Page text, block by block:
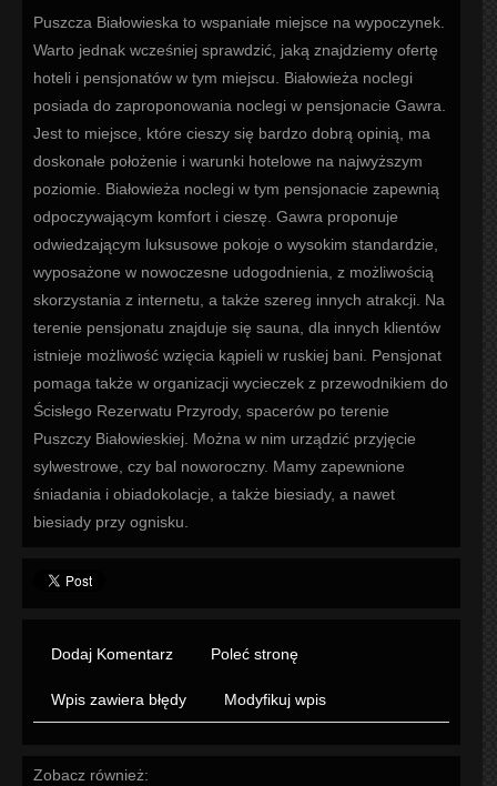
Puszcza Białowieska to wspaniałe miejsce na wypoczynek.
Warto jednak wcześniej sprawdzić, jaką znajdziemy ofertę
hoteli i pensjonatów w tym miejscu. Białowieża noclegi
posiada do zaproponowania noclegi w pensjonacie Gawra.
Jest to miejsce, które cieszy się bardzo dobrą opinią, ma
doskonałe położenie i warunki hotelowe na najwyższym
poziomie. Białowieża noclegi w tym pensjonacie zapewnią
odpoczywającym komfort i cieszę. Gawra proponuje
odwiedzającym luksusowe pokoje o wysokim standardzie,
wyposażone w nowoczesne udogodnienia, z możliwością
skorzystania z internetu, a także szereg innych atrakcji. Na
terenie pensjonatu znajduje się sauna, dla innych klientów
istnieje możliwość wzięcia kąpieli w ruskiej bani. Pensjonat
pomaga także w organizacji wycieczek z przewodnikiem do
Ścisłego Rezerwatu Przyrody, spacerów po terenie
Puszczy Białowieskiej. Można w nim urządzić przyjęcie
sylwestrowe, czy bal noworoczny. Mamy zapewnione
śniadania i obiadokolacje, a także biesiady, a nawet
biesiady przy ognisku.
Dodaj Komentarz Poleć stronę
Wpis zawiera błędy Modyfikuj wpis
Zobacz również: